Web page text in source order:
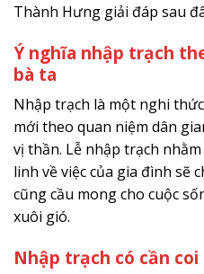
Thành Hưng giải đáp sau
Ý nghĩa nhập trạch
bà ta
Nhập trạch là một nghi
mới theo quan niệm dân
vị thần. Lễ nhập trạch
linh về việc của gia đình sẽ
cũng cầu mong cho cuộc
xuôi gió.
Nhập trạch có cần